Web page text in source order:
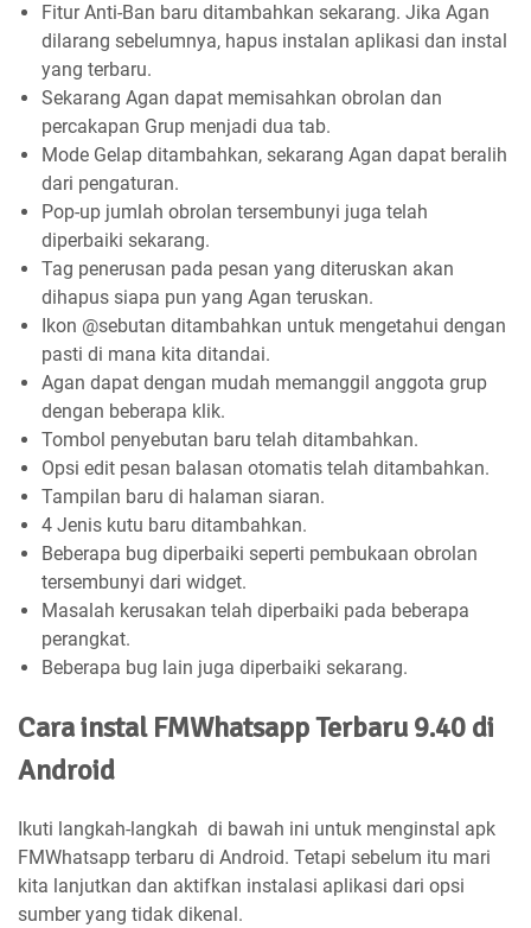
Fitur Anti-Ban baru ditambahkan sekarang. Jika Agan
dilarang sebelumnya, hapus instalan aplikasi dan instal
yang terbaru.
Sekarang Agan dapat memisahkan obrolan dan
percakapan Grup menjadi dua tab.
Mode Gelap ditambahkan, sekarang Agan dapat beralih
dari pengaturan.
Pop-up jumlah obrolan tersembunyi juga telah
diperbaiki sekarang.
Tag penerusan pada pesan yang diteruskan akan
dihapus siapa pun yang Agan teruskan.
Ikon @sebutan ditambahkan untuk mengetahui dengan
pasti di mana kita ditandai.
Agan dapat dengan mudah memanggil anggota grup
dengan beberapa klik.
Tombol penyebutan baru telah ditambahkan.
Opsi edit pesan balasan otomatis telah ditambahkan.
Tampilan baru di halaman siaran.
4 Jenis kutu baru ditambahkan.
Beberapa bug diperbaiki seperti pembukaan obrolan
tersembunyi dari widget.
Masalah kerusakan telah diperbaiki pada beberapa
perangkat.
Beberapa bug lain juga diperbaiki sekarang.
Cara instal FMWhatsapp Terbaru 9.40 di
Android
Ikuti langkah-langkah di bawah ini untuk menginstal apk
FMWhatsapp terbaru di Android. Tetapi sebelum itu mari
kita lanjutkan dan aktifkan instalasi aplikasi dari opsi
sumber yang tidak dikenal.